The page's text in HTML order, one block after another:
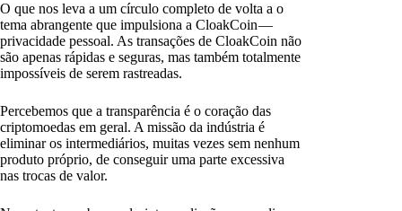
O que nos leva a um círculo completo de volta a o
tema abrangente que impulsiona a CloakCoin —
privacidade pessoal. As transações de CloakCoin não
são apenas rápidas e seguras, mas também totalmente
impossíveis de serem rastreadas.
Percebemos que a transparência é o coração das
criptomoedas em geral. A missão da indústria é
eliminar os intermediários, muitas vezes sem nenhum
produto próprio, de conseguir uma parte excessiva
nas trocas de valor.